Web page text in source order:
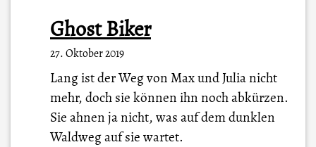
Ghost Biker
27. Oktober 2019
Lang ist der Weg von Max und Julia nicht
mehr, doch sie können ihn noch abkürzen.
Sie ahnen ja nicht, was auf dem dunklen
Waldweg auf sie wartet.